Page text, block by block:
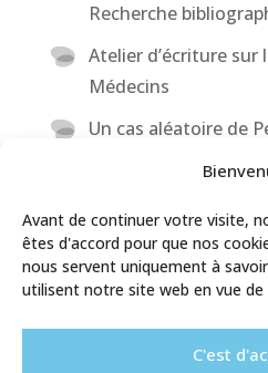
Avant de continuer votre visite,
êtes d'accord pour que nos
nous servent uniquement à
utilisent notre site web en vue
C'est
Recherche
Atelier d’écriture sur
Médecins
Un cas aléatoire de
Le dernier patient de
nos décisions).
Les régimes sans
nom commence par